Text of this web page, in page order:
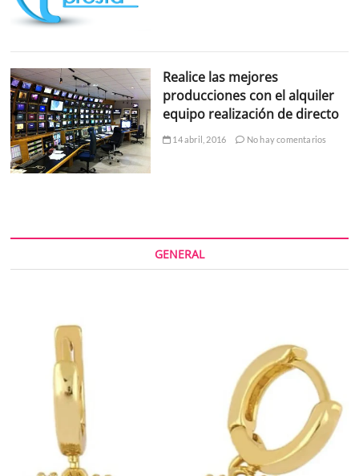
Realice las mejores
producciones con el alquiler
equipo realización de directo
14 abril, 2016 No hay comentarios
GENERAL